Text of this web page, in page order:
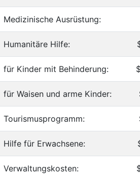
Medizinische Ausrüstung:
Humanitäre Hilfe:
für Kinder mit Behinderung:
für Waisen und arme Kinder:
Tourismusprogramm:
Hilfe für Erwachsene:
Verwaltungskosten: